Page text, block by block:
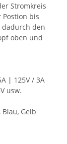
Stromkreis
bis
den
oben und
| 125V / 3A
usw.
Gelb